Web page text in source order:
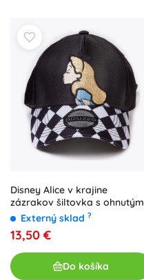
Disney Alice v krajine
zázrakov šiltovka s ohnutým
šiltom
Externý sklad ?
13,50 €
Do košíka